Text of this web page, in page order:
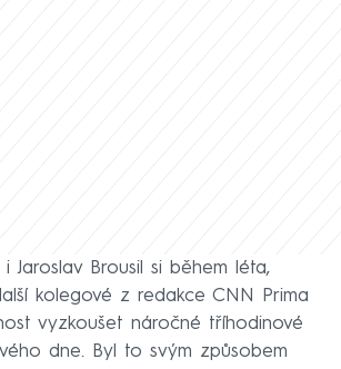
i Jaroslav Brousil si během léta,
kolegové z redakce CNN Prima
vyzkoušet náročné tříhodinové
dne. Byl to svým způsobem